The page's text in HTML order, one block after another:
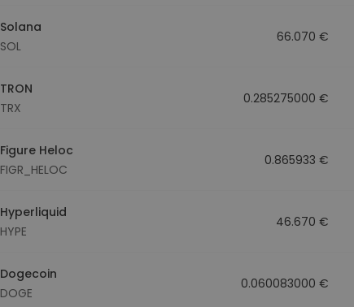
Solana
SOL
66.070 €
TRON
TRX
0.285275000 €
Figure Heloc
FIGR_HELOC
0.865933 €
Hyperliquid
HYPE
46.670 €
Dogecoin
DOGE
0.060083000 €